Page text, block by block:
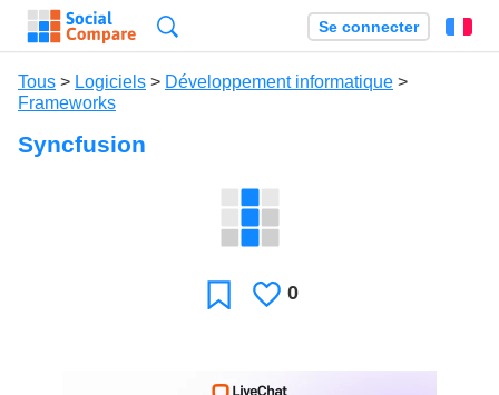
Se connecter
Tous > Logiciels > Développement informatique >
Frameworks
Syncfusion
Favori J'aime
0